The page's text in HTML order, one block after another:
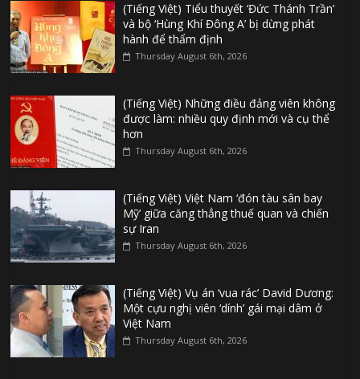
(Tiếng Việt) Tiểu thuyết ‘Đức Thánh Trần’
và bộ ‘Hùng Khí Đông A’ bị dừng phát
hành để thẩm định
Thursday August 6th, 2026
(Tiếng Việt) Những điều đảng viên không
được làm: nhiều quy định mới và cụ thể
hơn
Thursday August 6th, 2026
(Tiếng Việt) Việt Nam ‘đón tàu sân bay
Mỹ’ giữa căng thẳng thuế quan và chiến
sự Iran
Thursday August 6th, 2026
(Tiếng Việt) Vụ án ‘vua rác’ David Dương:
Một cựu nghị viên ‘dính’ gái mại dâm ở
Việt Nam
Thursday August 6th, 2026